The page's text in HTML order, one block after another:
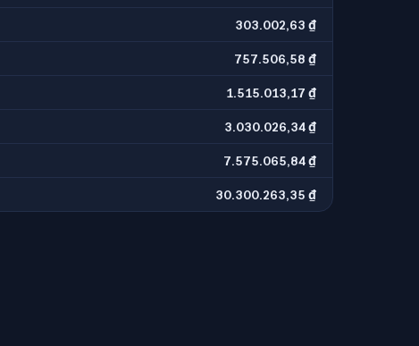
303.002,63 ₫
757.506,58 ₫
1.515.013,17 ₫
3.030.026,34 ₫
7.575.065,84 ₫
30.300.263,35 ₫